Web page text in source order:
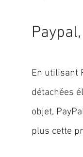
En utilisant
détachées
objet,
plus cette